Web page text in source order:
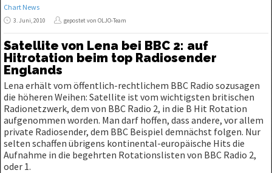
Chart News
3. Juni, 2010 gepostet von OLJO-Team
Satellite von Lena bei BBC 2: auf
Hitrotation beim top Radiosender
Englands
Lena erhält vom öffentlich-rechtlichem BBC Radio sozusagen
die höheren Weihen: Satellite ist vom wichtigsten britischen
Radionetzwerk, dem von BBC Radio 2, in die B Hit Rotation
aufgenommen worden. Man darf hoffen, dass andere, vor allem
private Radiosender, dem BBC Beispiel demnächst folgen. Nur
selten schaffen übrigens kontinental-europäische Hits die
Aufnahme in die begehrten Rotationslisten von BBC Radio 2,
oder 1.